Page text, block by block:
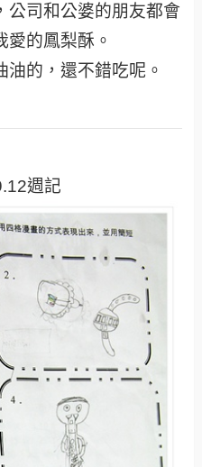
公司和公婆的朋友都會
愛的鳳梨酥。
的，還不錯吃呢。
週記